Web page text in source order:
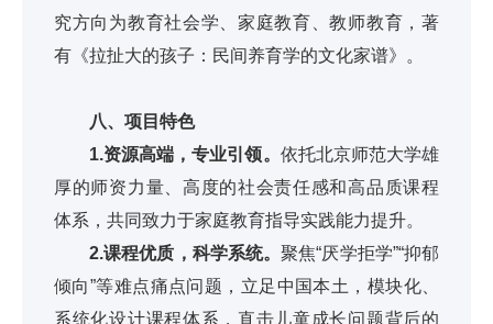
究方向为教育社会学、家庭教育、教师教育，著
有《拉扯大的孩子：民间养育学的文化家谱》。
八、项目特色
1.资源高端，专业引领。 依托北京师范大学雄
厚的师资力量、高度的社会责任感和高品质课程
体系，共同致力于家庭教育指导实践能力提升。
2.课程优质，科学系统。聚焦“厌学拒学”“抑郁
倾向”等难点痛点问题，立足中国本土，模块化、
系统化设计课程体系，直击儿童成长问题背后的